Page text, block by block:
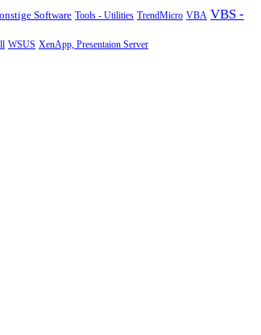
Software Tools - Utilities TrendMicro VBA VBS -
WSUS XenApp, Presentaion Server